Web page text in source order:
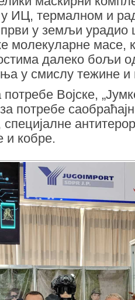
у ИЦ, термалном и
први у земљи
молекуларне масе,
далеко бољи
у смислу тежине и
Војске,
потребе
и кобре.